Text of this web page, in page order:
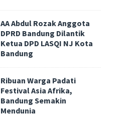
AA Abdul Rozak Anggota
DPRD Bandung Dilantik
Ketua DPD LASQI NJ Kota
Bandung
Ribuan Warga Padati
Festival Asia Afrika,
Bandung Semakin
Mendunia